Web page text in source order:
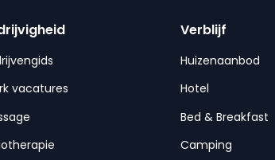
vacatures
Verblijf
Huizenaanbod
Hotel
Bed & Breakfast
Camping